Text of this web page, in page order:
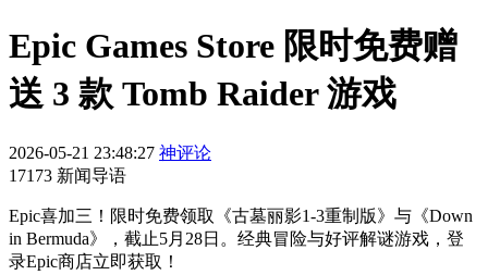
Epic Games Store 限时免费赠
送 3 款 Tomb Raider 游戏
2026-05-21 23:48:27 神评论
17173 新闻导语
Epic喜加三！限时免费领取《古墓丽影1-3重制版》与《Down
in Bermuda》，截止5月28日。经典冒险与好评解谜游戏，登
录Epic商店立即获取！